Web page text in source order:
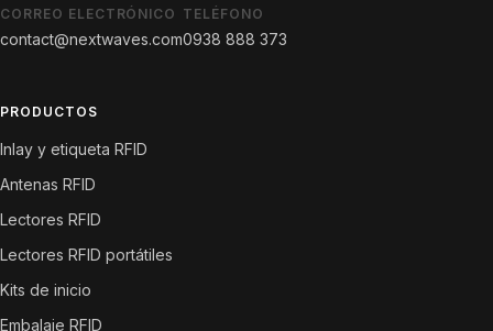
CORREO ELECTRÓNICO
contact@nextwaves.com
TELÉFONO
0938 888 373
PRODUCTOS
Inlay y etiqueta RFID
Antenas RFID
Lectores RFID
Lectores RFID portátiles
Kits de inicio
Embalaje RFID